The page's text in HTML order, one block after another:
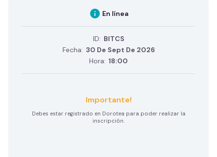
info En línea
ID: BITCS
Fecha: 30 De Sept De 2026
Hora: 18:00
Importante!
Debes estar registrado en Dorotea para poder realizar la
inscripción.